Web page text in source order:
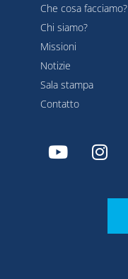
Che cosa facciamo?
Chi siamo?
Missioni
Notizie
Sala stampa
Contatto